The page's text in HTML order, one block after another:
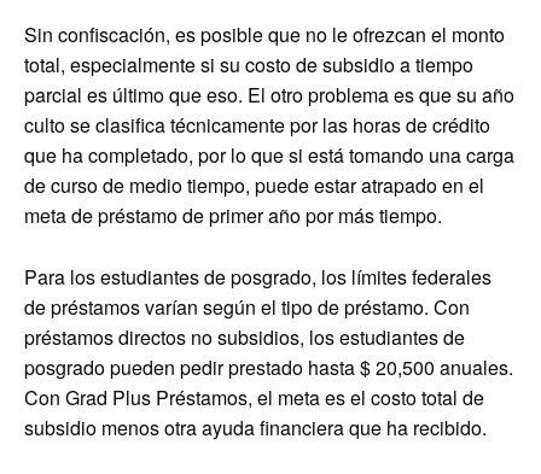
Sin confiscación, es posible que no le ofrezcan el monto
total, especialmente si su costo de subsidio a tiempo
parcial es último que eso. El otro problema es que su año
culto se clasifica técnicamente por las horas de crédito
que ha completado, por lo que si está tomando una carga
de curso de medio tiempo, puede estar atrapado en el
meta de préstamo de primer año por más tiempo.
Para los estudiantes de posgrado, los límites federales
de préstamos varían según el tipo de préstamo. Con
préstamos directos no subsidios, los estudiantes de
posgrado pueden pedir prestado hasta $ 20,500 anuales.
Con Grad Plus Préstamos, el meta es el costo total de
subsidio menos otra ayuda financiera que ha recibido.